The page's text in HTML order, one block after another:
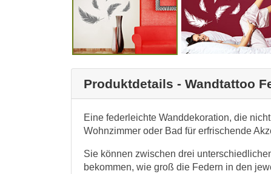
Produktdetails - Wandtattoo
Eine federleichte Wanddekoration, die
Wohnzimmer oder Bad für erfrischende
Sie können zwischen drei
bekommen, wie groß die Federn in den